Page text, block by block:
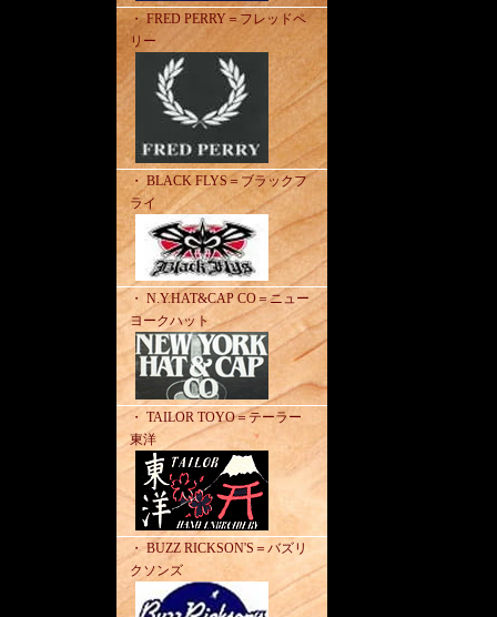
・ FRED PERRY＝フレッドペ
リー
・ BLACK FLYS＝ブラックフ
ライ
・ N.Y.HAT&CAP CO＝ニュー
ヨークハット
・ TAILOR TOYO＝テーラー
東洋
・ BUZZ RICKSON'S＝バズリ
クソンズ